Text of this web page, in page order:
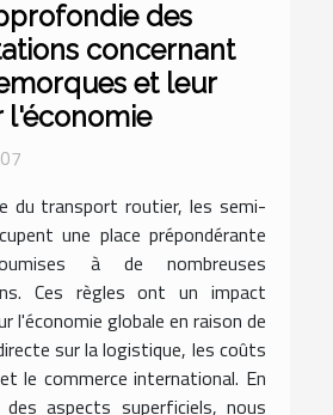
des
concernant
et leur
l'économie
du transport routier, les semi-
une place prépondérante
à de nombreuses
Ces règles ont un impact
l'économie globale en raison de
sur la logistique, les coûts
le commerce international. En
aspects superficiels, nous